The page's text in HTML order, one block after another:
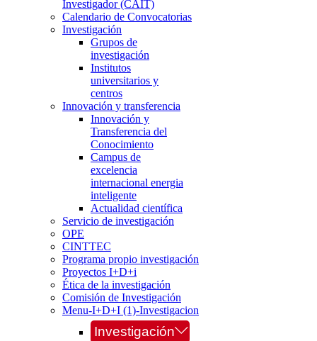
Investigador (CAIT)
Calendario de Convocatorias
Investigación
Grupos de
investigación
Institutos
universitarios y
centros
Innovación y transferencia
Innovación y
Transferencia del
Conocimiento
Campus de
excelencia
internacional energia
inteligente
Actualidad científica
Servicio de investigación
OPE
CINTTEC
Programa propio investigación
Proyectos I+D+i
Ética de la investigación
Comisión de Investigación
Menu-I+D+I (1)-Investigacion
Investigación